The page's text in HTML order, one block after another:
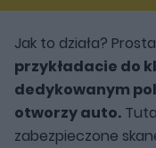
Jak to działa?
przykładacie do
dedykowanym
otworzy auto.
zabezpieczone